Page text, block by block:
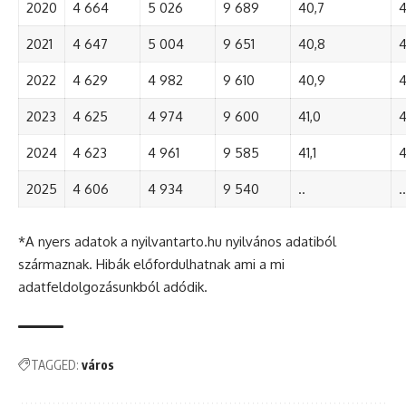
2020 4 664 5 026 9 689 40,7
2021 4 647 5 004 9 651 40,8
2022 4 629 4 982 9 610 40,9
2023 4 625 4 974 9 600 41,0
2024 4 623 4 961 9 585 41,1
2025 4 606 4 934 9 540 .. ..
*A nyers adatok a nyilvantarto.hu nyilvános adatiból
származnak. Hibák előfordulhatnak ami a mi
adatfeldolgozásunkból adódik.
TAGGED: város